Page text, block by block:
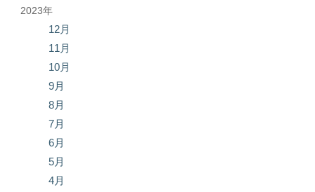
2023年
12月
11月
10月
9月
8月
7月
6月
5月
4月